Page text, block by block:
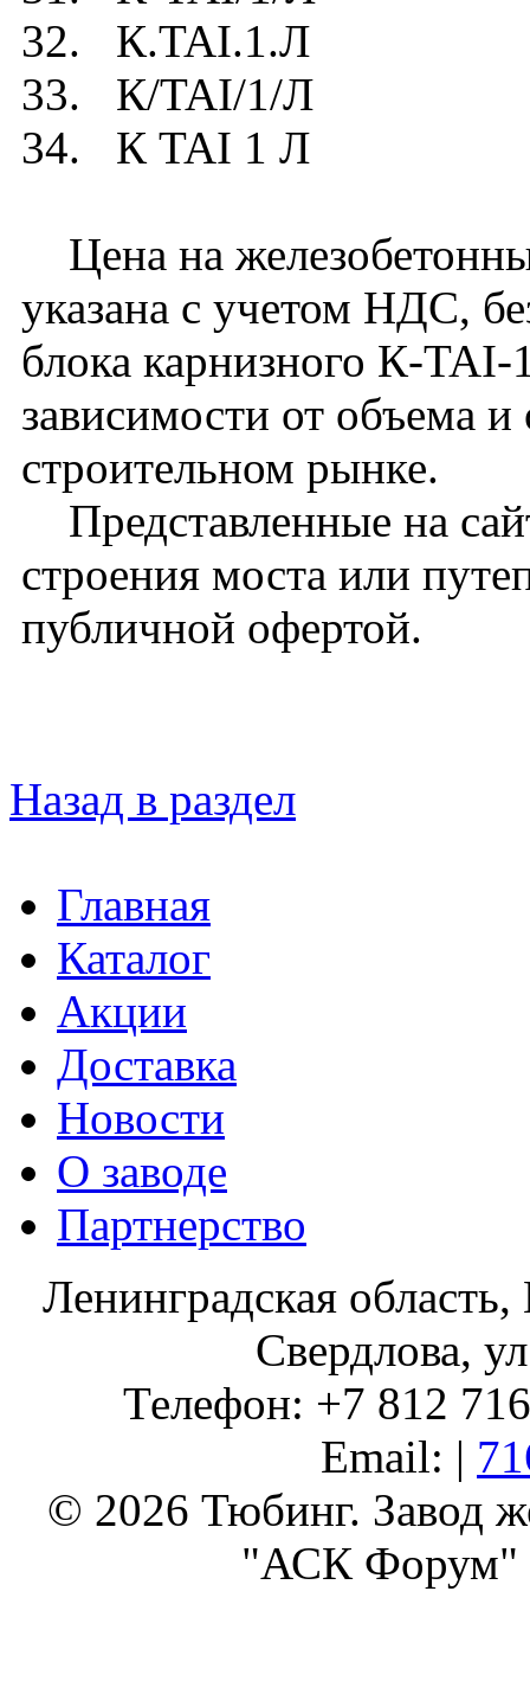
32. К.TAI.1.Л
33. К/TAI/1/Л
34. К TAI 1 Л
Цена на
указана с учетом НДС,
блока карнизного К-
зависимости от объема
строительном рынке.
Представленные на
строения моста или
публичной офертой.
Назад в раздел
Главная
Каталог
Акции
Доставка
Новости
О заводе
Партнерство
Ленинградская
Свердлова,
Телефон: +7 812
Email: |
© 2026 Тюбинг. Завод
"АСК Форум"